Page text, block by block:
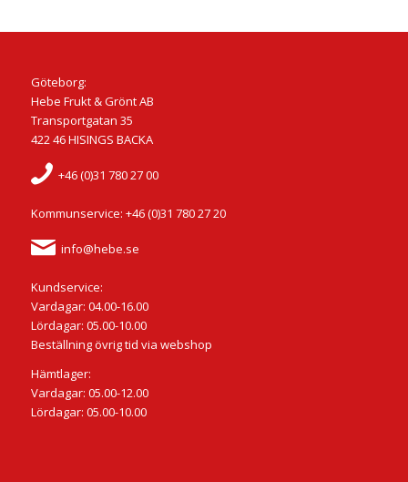
Göteborg:
Hebe Frukt & Grönt AB
Transportgatan 35
422 46 HISINGS BACKA
+46 (0)31 780 27 00
Kommunservice: +46 (0)31 780 27 20
info@hebe.se
Kundservice:
Vardagar: 04.00-16.00
Lördagar: 05.00-10.00
Beställning övrig tid via webshop
Hämtlager:
Vardagar: 05.00-12.00
Lördagar: 05.00-10.00